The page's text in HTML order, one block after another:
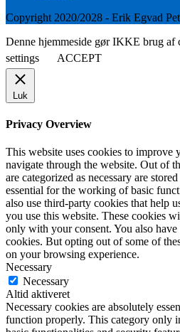
Copyright 2020/2028 - Erik Egvad
Denne hjemmeside gør IKKE brug af
settings
ACCEPT
Luk
Privacy Overview
This website uses cookies to improve
navigate through the website. Out of
are categorized as necessary are
essential for the working of basic
also use third-party cookies that help
you use this website. These cookies
only with your consent. You also
cookies. But opting out of some of
on your browsing experience.
Necessary
Necessary
Altid aktiveret
Necessary cookies are absolutely
function properly. This category only